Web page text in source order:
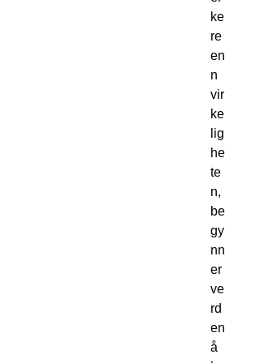
ke
re
en
n
vir
ke
lig
he
te
n,
be
gy
nn
er
ve
rd
en
å